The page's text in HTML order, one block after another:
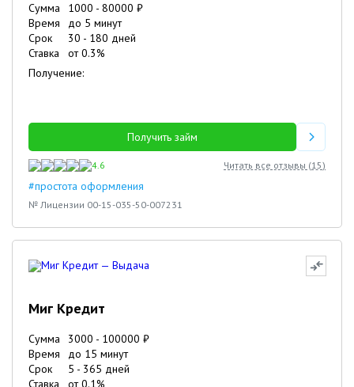
Сумма 1000 - 80000 ₽
Время
до 5 минут
Срок
30 - 180 дней
Ставка
от0.3%
Получение:
Получить займ
4.6 Читать все отзывы (15)
#простота оформления
№ Лицензии 00-15-035-50-007231
Миг Кредит
Сумма 3000 - 100000 ₽
Время
до 15 минут
Срок
5 - 365 дней
Ставка
от0.1%